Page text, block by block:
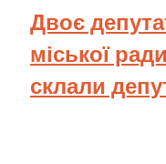
Двоє
міської
склали